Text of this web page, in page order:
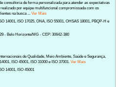
consultoria de forma personalizada para atender as expectativas
por equipe multifuncional compromissada com os
na busca ...Ver Mais
14001, ISO 17025, ONA, ISO 55001, OHSAS 18001, PBQP-H e
- Belo Horizonte/MG - CEP: 30642-380
de Qualidade, Meio Ambiente, Saúde e Segurança,
ISO 45001, ISO 31000 e ISO 37001.Ver Mais
14001, ISO 45001